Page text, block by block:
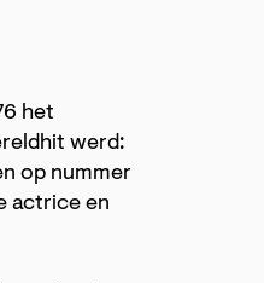
het
werd:
op nummer
actrice en